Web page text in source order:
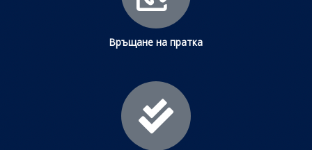
Връщане на пратка